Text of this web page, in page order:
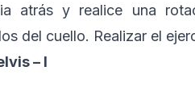
atrás y realice una
del cuello. Realizar el
– I